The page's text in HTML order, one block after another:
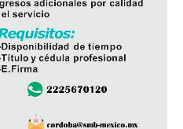
de la UNPCA, el cierre
un impacto
millones de pesos, cifra
manera directa la actividad
de familias
azucarero.